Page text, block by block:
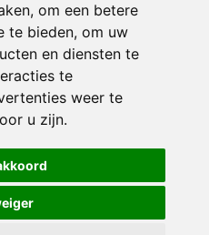
, om een betere
te bieden, om uw
en diensten te
te
weer te
u zijn.
rechten voorbehouden
|RSIN en Anbi
MindOffice